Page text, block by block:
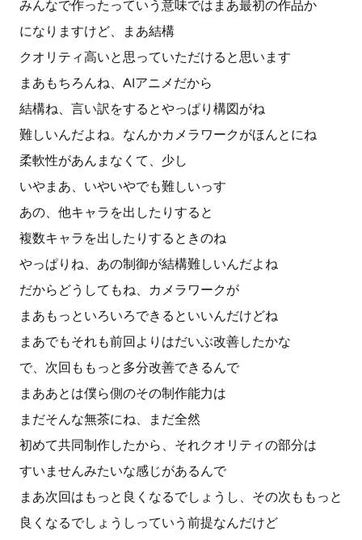
みんなで作ったっていう意味ではまあ最初の作品か
になりますけど、まあ結構
クオリティ高いと思っていただけると思います
まあもちろんね、AIアニメだから
結構ね、言い訳をするとやっぱり構図がね
難しいんだよね。なんかカメラワークがほんとにね
柔軟性があんまなくて、少し
いやまあ、いやいやでも難しいっす
あの、他キャラを出したりすると
複数キャラを出したりするときのね
やっぱりね、あの制御が結構難しいんだよね
だからどうしてもね、カメラワークが
まあもっといろいろできるといいんだけどね
まあでもそれも前回よりはだいぶ改善したかな
で、次回ももっと多分改善できるんで
まああとは僕ら側のその制作能力は
まだそんな無茶にね、まだ全然
初めて共同制作したから、それクオリティの部分は
すいませんみたいな感じがあるんで
まあ次回はもっと良くなるでしょうし、その次ももっと
良くなるでしょうしっていう前提なんだけど